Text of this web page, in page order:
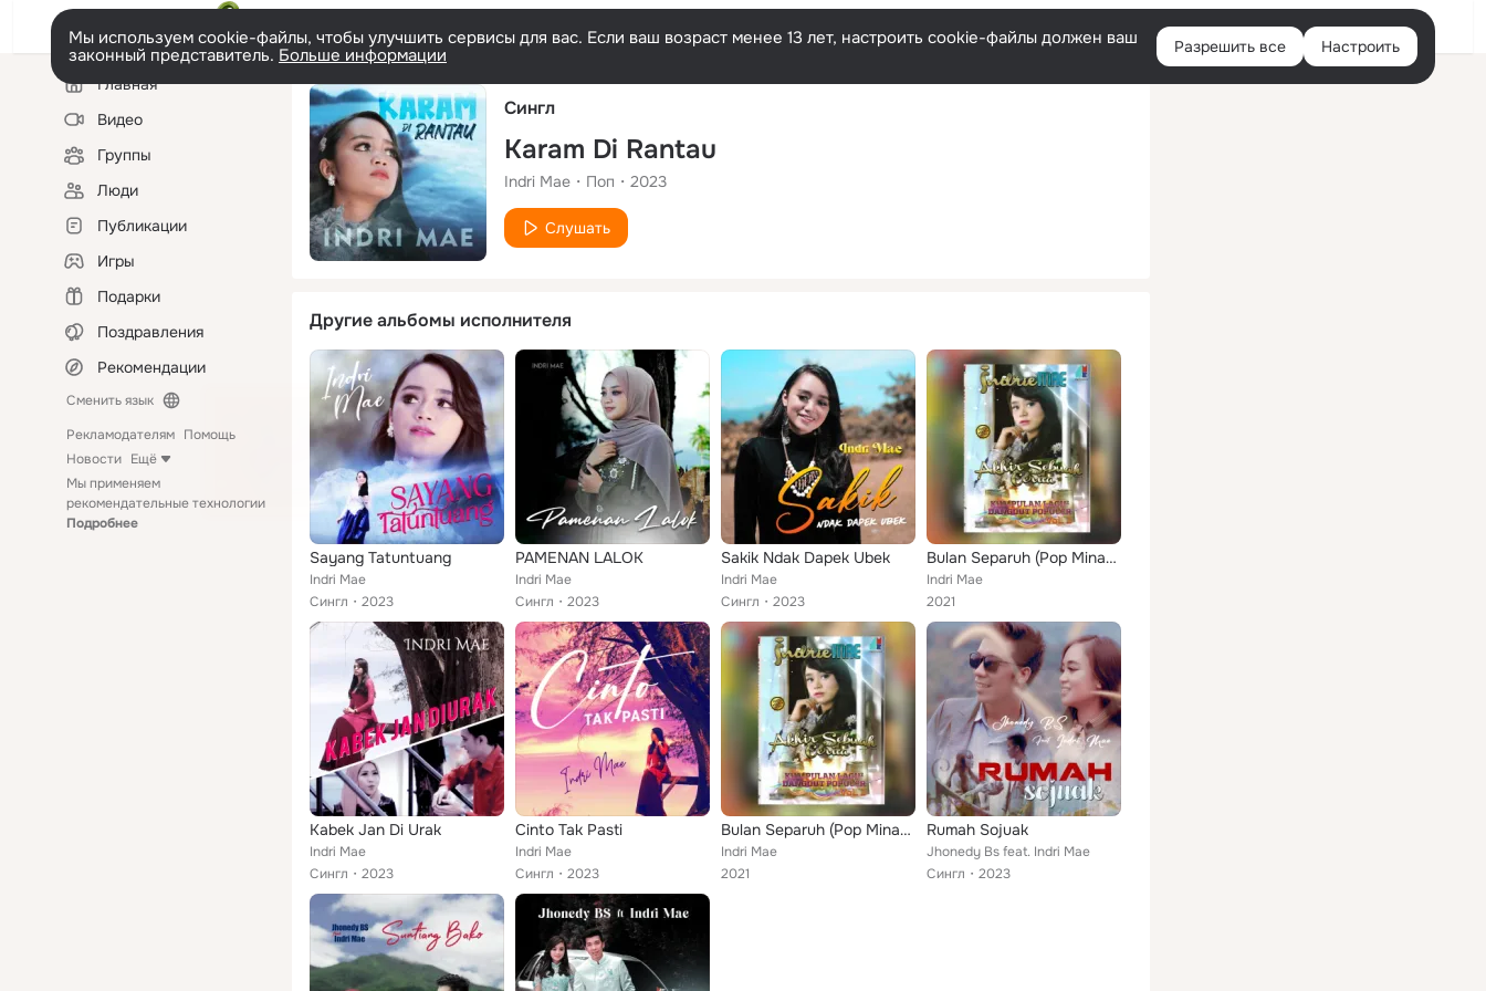
Русский Войти
Мы используем cookie-файлы, чтобы улучшить сервисы для вас. Если ваш возраст менее 13 лет, настроить cookie-файлы должен ваш
законный представитель. Больше информации Разрешить все Настроить
Левая
колонкаГлавная
Видео
Группы
Люди
Публикации
Игры
Подарки
Поздравления
Рекомендации
Сменить язык
Рекламодателям Помощь
Новости Ещё
Мы применяем
рекомендательные технологии
Подробнее
Сингл
Karam Di Rantau
Indri Mae Поп 2023
Слушать
Другие альбомы исполнителя
Sayang Tatuntuang
Indri Mae
Сингл
2023
PAMENAN LALOK
Indri Mae
Сингл
2023
Sakik Ndak Dapek Ubek
Indri Mae
Сингл
2023
Bulan Separuh (Pop Minang)
Indri Mae
2021
Kabek Jan Di Urak
Indri Mae
Сингл
2023
Cinto Tak Pasti
Indri Mae
Сингл
2023
Bulan Separuh (Pop Minang)
Indri Mae
2021
Rumah Sojuak
Jhonedy Bs feat. Indri Mae
Сингл
2023